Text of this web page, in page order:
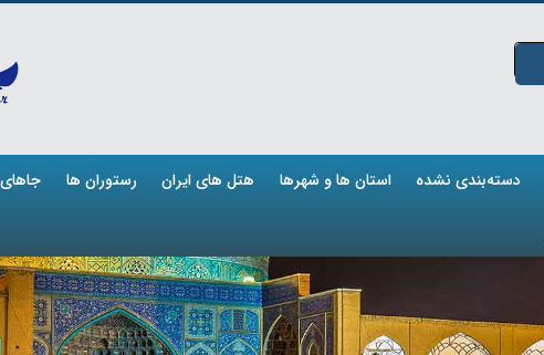
دسته‌بندی نشده استان ها و شهرها هتل های ایران رستوران ها